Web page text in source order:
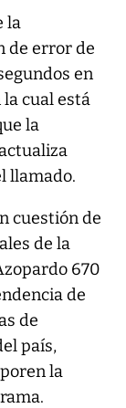
la
de error de
en
cual está
la
llamado.
cuestión de
de la
670
de
de
país,
la